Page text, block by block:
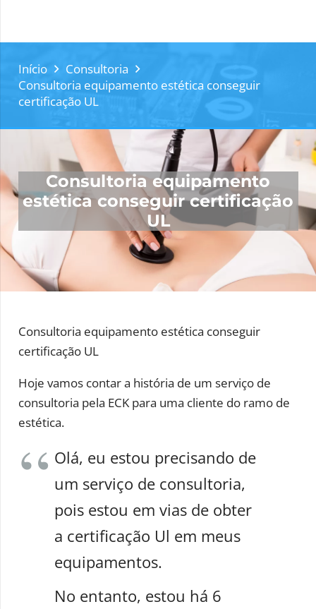
Início
Consultoria
Consultoria equipamento estética conseguir
certificação UL
Consultoria equipamento
estética conseguir certificação
UL
Consultoria equipamento estética conseguir
certificação UL
Hoje vamos contar a história de um serviço de
consultoria pela ECK para uma cliente do ramo de
estética.
Olá, eu estou precisando de
um serviço de consultoria,
pois estou em vias de obter
a certificação Ul em meus
equipamentos.
No entanto, estou há 6